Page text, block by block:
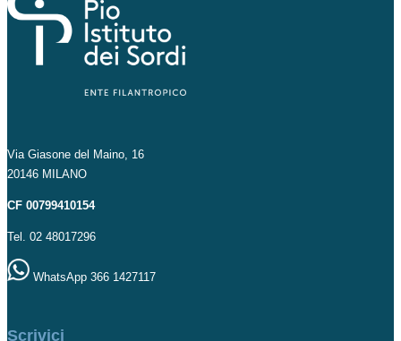
Via Giasone del Maino, 16
20146 MILANO
CF 00799410154
Tel. 02 48017296
WhatsApp 366 1427117
Scrivici